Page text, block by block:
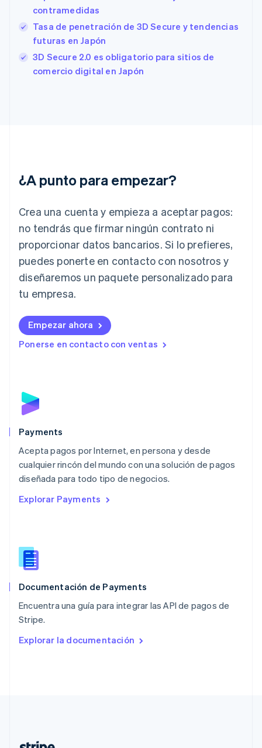
contramedidas
Tasa de penetración de 3D Secure y tendencias
futuras en Japón
3D Secure 2.0 es obligatorio para sitios de
comercio digital en Japón
¿A punto para empezar?
Crea una cuenta y empieza a aceptar pagos:
no tendrás que firmar ningún contrato ni
proporcionar datos bancarios. Si lo prefieres,
puedes ponerte en contacto con nosotros y
diseñaremos un paquete personalizado para
tu empresa.
Empezar ahora
Ponerse en contacto con ventas
Payments
Acepta pagos por Internet, en persona y desde
cualquier rincón del mundo con una solución de pagos
diseñada para todo tipo de negocios.
Explorar Payments
Documentación de Payments
Encuentra una guía para integrar las API de pagos de
Stripe.
Explorar la documentación
Español
Estados Unidos
English Español简体中文
Estonia
Finlandia
EnglishSvenska
India
English
English
Italia
ItalianoEnglish
Japón
日本語 English
Letonia
Liechtenstein
Lituania
English
Luxemburgo
Malta
English
EspañolEnglish
English
Nueva Zelanda
English
NederlandsEnglish
Português
RAE de Hong Kong, China
Reino Unido
República Checa
English
English